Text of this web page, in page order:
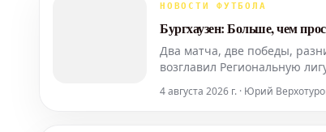
НОВОСТИ ФУТБОЛА
Бургхаузен: Больше, чем
Два матча, две победы,
возглавил Региональную
сдержанности и указывает
туров.
4 августа 2026 г. · Юрий